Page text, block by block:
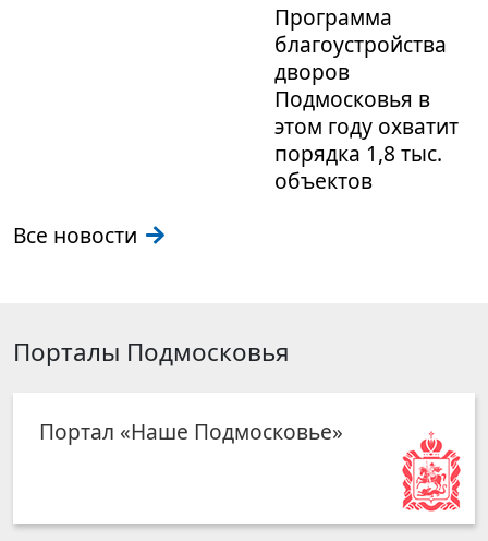
Программа
благоустройства
дворов
Подмосковья в
этом году охватит
порядка 1,8 тыс.
объектов
Все новости
Порталы Подмосковья
Портал «Наше Подмосковье»